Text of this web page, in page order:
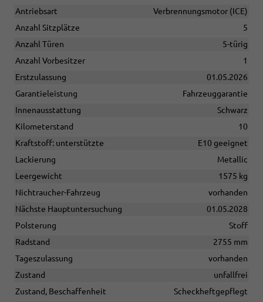
Antriebsart
Verbrennungsmotor (ICE)
Anzahl Sitzplätze
5
Anzahl Türen
5-türig
Anzahl Vorbesitzer
1
Erstzulassung
01.05.2026
Garantieleistung
Fahrzeuggarantie
Innenausstattung
Schwarz
Kilometerstand
10
Kraftstoff: unterstützte
E10 geeignet
Lackierung
Metallic
Leergewicht
1575 kg
Nichtraucher-Fahrzeug
vorhanden
Nächste Hauptuntersuchung
01.05.2028
Polsterung
Stoff
Radstand
2755 mm
Tageszulassung
vorhanden
Zustand
unfallfrei
Zustand, Beschaffenheit
Scheckheftgepflegt